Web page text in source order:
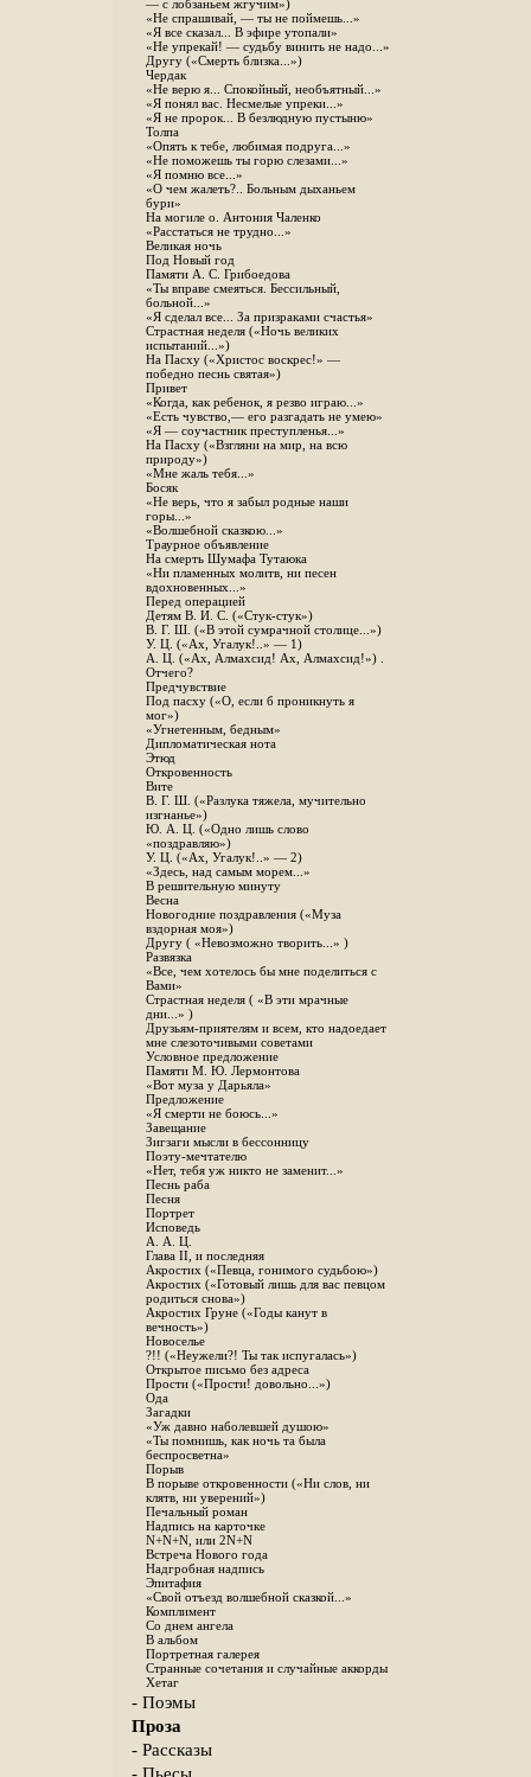
— с лобзаньем жгучим»)
«Не спрашивай, — ты не поймешь...»
«Я все сказал... В эфире утопали»
«Не упрекай! — судьбу винить не надо...»
Другу («Смерть близка...»)
Чердак
«Не верю я... Спокойный, необъятный...»
«Я понял вас. Несмелые упреки...»
«Я не пророк... В безлюдную пустыню»
Толпа
«Опять к тебе, любимая подруга...»
«Не поможешь ты горю слезами...»
«Я помню все...»
«О чем жалеть?.. Больным дыханьем
бури»
На могиле о. Антония Чаленко
«Расстаться не трудно...»
Великая ночь
Под Новый год
Памяти А. С. Грибоедова
«Ты вправе смеяться. Бессильный,
больной...»
«Я сделал все... За призраками счастья»
Страстная неделя («Ночь великих
испытаний...»)
На Пасху («Христос воскрес!» —
победно песнь святая»)
Привет
«Когда, как ребенок, я резво играю...»
«Есть чувство,— его разгадать не умею»
«Я — соучастник преступленья...»
На Пасху («Взгляни на мир, на всю
природу»)
«Мне жаль тебя...»
Босяк
«Не верь, что я забыл родные наши
горы...»
«Волшебной сказкою...»
Траурное объявление
На смерть Шумафа Тутаюка
«Ни пламенных молитв, ни песен
вдохновенных...»
Перед операцией
Детям В. И. С. («Стук-стук»)
В. Г. Ш. («В этой сумрачной столице...»)
У. Ц. («Ах, Угалук!..» — 1)
А. Ц. («Ах, Алмахсид! Ах, Алмахсид!») .
Отчего?
Предчувствие
Под пасху («О, если б проникнуть я
мог»)
«Угнетенным, бедным»
Дипломатическая нота
Этюд
Откровенность
Вите
B. Г. Ш. («Разлука тяжела, мучительно
изгнанье»)
Ю. А. Ц. («Одно лишь слово
«поздравляю»)
У. Ц. («Ах, Угалук!..» — 2)
«Здесь, над самым морем...»
В решительную минуту
Весна
Новогодние поздравления («Муза
вздорная моя»)
Другу ( «Невозможно творить...» )
Развязка
«Все, чем хотелось бы мне поделиться с
Вами»
Страстная неделя ( «В эти мрачные
дни...» )
Друзьям-приятелям и всем, кто надоедает
мне слезоточивыми советами
Условное предложение
Памяти М. Ю. Лермонтова
«Вот муза у Дарьяла»
Предложение
«Я смерти не боюсь...»
Завещание
Зигзаги мысли в бессонницу
Поэту-мечтателю
«Нет, тебя уж никто не заменит...»
Песнь раба
Песня
Портрет
Исповедь
А. А. Ц.
Глава II, и последняя
Акростих («Певца, гонимого судьбою»)
Акростих («Готовый лишь для вас певцом
родиться снова»)
Акростих Груне («Годы канут в
вечность»)
Новоселье
?!! («Неужели?! Ты так испугалась»)
Открытое письмо без адреса
Прости («Прости! довольно...»)
Ода
Загадки
«Уж давно наболевшей душою»
«Ты помнишь, как ночь та была
беспросветна»
Порыв
В порыве откровенности («Ни слов, ни
клятв, ни уверений»)
Печальный роман
Надпись на карточке
N+N+N, или 2N+N
Встреча Нового года
Надгробная надпись
Эпитафия
«Свой отъезд волшебной сказкой...»
Комплимент
Со днем ангела
В альбом
Портретная галерея
Странные сочетания и случайные аккорды
Хетаг
- Поэмы
Проза
- Рассказы